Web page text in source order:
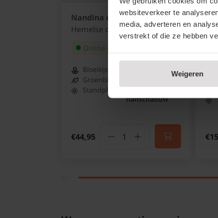
websiteverkeer te
media, adverteren en
verstrekt of die ze hebben
Weigeren
Nandina domestica - XL
Hemelse of Schijnbamboe
Online op voorraad
Bloeitijd:
Groenblijvend:
Standplaats: Zon -
halfschaduw
€44,95